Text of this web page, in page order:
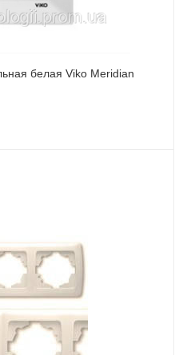
белая Viko Meridian